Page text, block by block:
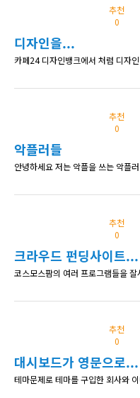
추천
0
디자인을...
추천
0
악플러들
추천
0
크라우드 펀딩사이트...
추천
0
대시보드가 영문으로...